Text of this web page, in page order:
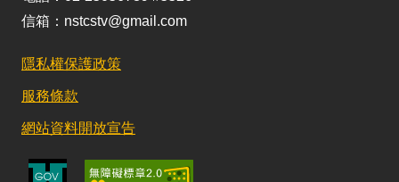
信箱：nstcstv@gmail.com
隱私權保護政策
服務條款
網站資料開放宣告